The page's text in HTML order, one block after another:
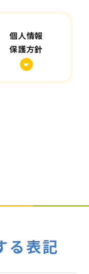
個人情報
保護方針
る表記